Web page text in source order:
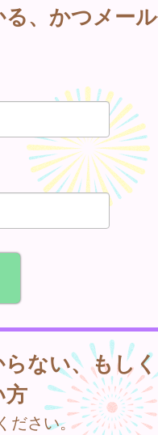
、かつメー
ない、もし
ださい。